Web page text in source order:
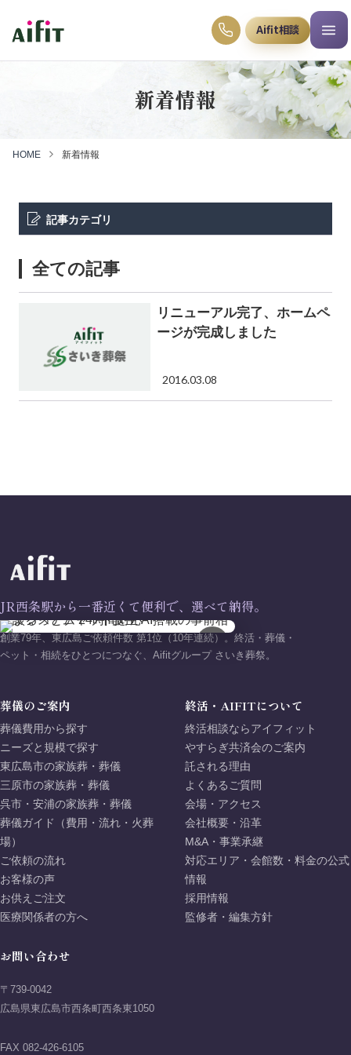
Aifit相談
新着情報
HOME 新着情報
記事カテゴリ
全ての記事
リニューアル完了、ホームペ
ージが完成しました
2016.03.08
JR西条駅から一番近くて便利で、選べて納得。
創業79年、東広島ご依頼件数 第1位（10年連続）。終活・葬儀・
ペット・相続をひとつにつなぐ、Aifitグループ さいき葬祭。
葬儀のご案内
葬儀費用から探す
ニーズと規模で探す
東広島市の家族葬・葬儀
三原市の家族葬・葬儀
呉市・安浦の家族葬・葬儀
葬儀ガイド（費用・流れ・火葬
場）
ご依頼の流れ
お客様の声
お供えご注文
医療関係者の方へ
終活・AIFITについて
終活相談ならアイフィット
やすらぎ共済会のご案内
託される理由
よくあるご質問
会場・アクセス
会社概要・沿革
M&A・事業承継
対応エリア・会館数・料金の公式
情報
採用情報
監修者・編集方針
お問い合わせ
〒739-0042
広島県東広島市西条町西条東1050
FAX 082-426-6105
×